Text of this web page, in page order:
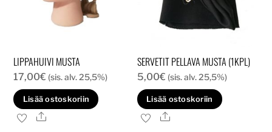
LIPPAHUIVI MUSTA
17,00€ (sis. alv. 25,5%)
Lisää ostoskoriin
Ale
SERVETIT PELLAVA MUSTA (1KPL)
5,00€ (sis. alv. 25,5%)
Lisää ostoskoriin
Ale